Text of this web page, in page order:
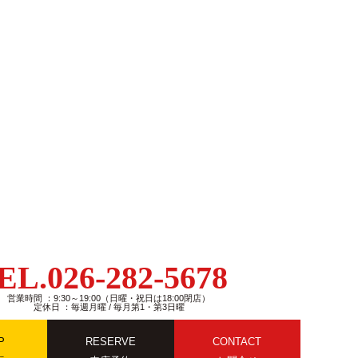
282-5678
営業時間 ：9:30～19:00（日曜・祝日は18:00閉店）
定休日 ：毎週月曜 / 毎月第1・第3日曜
RESERVE
CONTACT